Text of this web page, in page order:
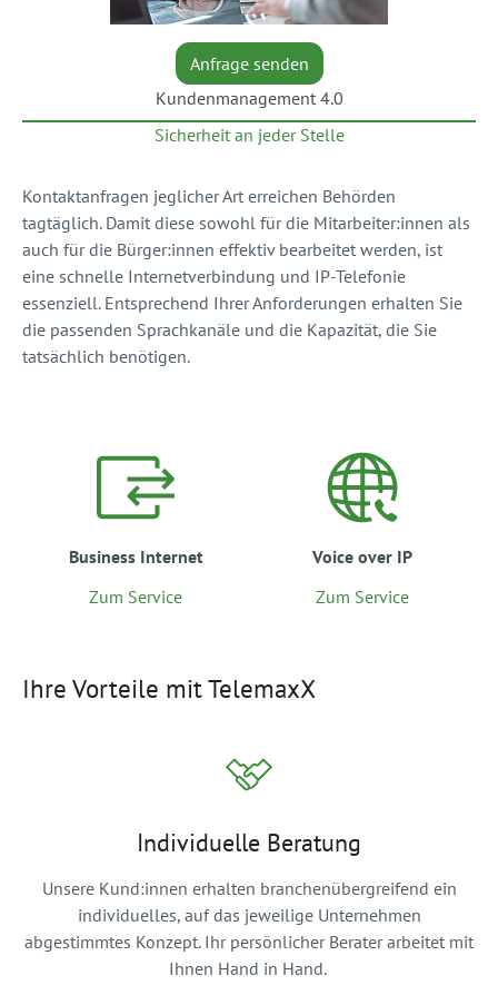
Anfrage senden
Kundenmanagement 4.0
Sicherheit an jeder Stelle
Kontaktanfragen jeglicher Art erreichen Behörden
tagtäglich. Damit diese sowohl für die Mitarbeiter:innen als
auch für die Bürger:innen effektiv bearbeitet werden, ist
eine schnelle Internetverbindung und IP-Telefonie
essenziell. Entsprechend Ihrer Anforderungen erhalten Sie
die passenden Sprachkanäle und die Kapazität, die Sie
tatsächlich benötigen.
Business Internet
Zum Service
Voice over IP
Zum Service
Ihre Vorteile mit TelemaxX
Individuelle Beratung
Unsere Kund:innen erhalten branchenübergreifend ein
individuelles, auf das jeweilige Unternehmen
abgestimmtes Konzept. Ihr persönlicher Berater arbeitet mit
Ihnen Hand in Hand.